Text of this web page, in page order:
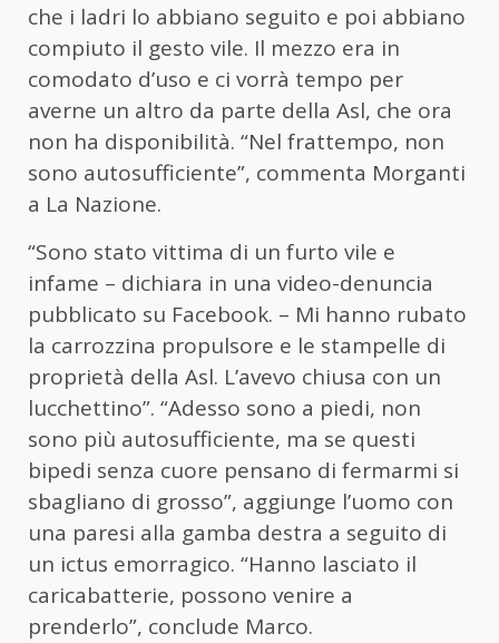
che i ladri lo abbiano seguito e poi abbiano
compiuto il gesto vile. Il mezzo era in
comodato d’uso e ci vorrà tempo per
averne un altro da parte della Asl, che ora
non ha disponibilità. “Nel frattempo, non
sono autosufficiente”, commenta Morganti
a La Nazione.
“Sono stato vittima di un furto vile e
infame – dichiara in una video-denuncia
pubblicato su Facebook. – Mi hanno rubato
la carrozzina propulsore e le stampelle di
proprietà della Asl. L’avevo chiusa con un
lucchettino”. “Adesso sono a piedi, non
sono più autosufficiente, ma se questi
bipedi senza cuore pensano di fermarmi si
sbagliano di grosso”, aggiunge l’uomo con
una paresi alla gamba destra a seguito di
un ictus emorragico. “Hanno lasciato il
caricabatterie, possono venire a
prenderlo”, conclude Marco.